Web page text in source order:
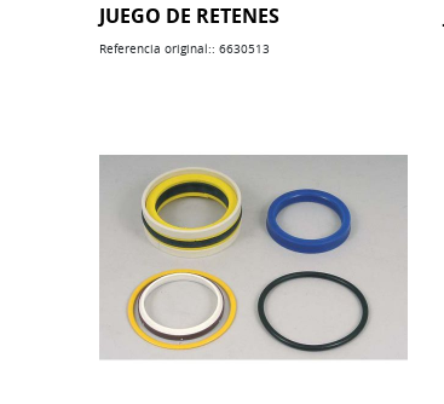
JUEGO DE RETENES
Referencia original:: 6630513